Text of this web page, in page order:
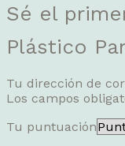
Sé el
Plástico
Tu dirección de
Los campos
Tu puntuación